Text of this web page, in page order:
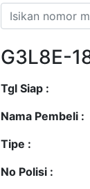
G3L8E-
Tgl Siap :
Nama Pembeli :
Tipe :
No Polisi :